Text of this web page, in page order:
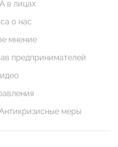
в лицах
о нас
мнение
предпринимателей
меры